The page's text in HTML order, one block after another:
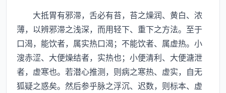
大抵胃有邪滞，舌必有苔，苔之燥润、黄白、浓
薄，以辨邪滞之浅深，而用轻下、重下之方法。至于
口渴，能饮者，属实热口渴；不能饮者、属虚热。小
溲赤涩、大便燥结者，实热也；小便清利、大便溏泄
者，虚寒也。若潜心推测，则病之寒热、虚实，自无
狐疑之惑矣。然后参乎脉之浮沉、迟数，则标本、虚